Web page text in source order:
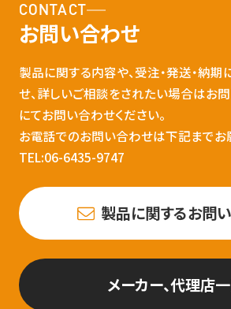
CONTACT
お問い合わせ
製品に関する内容や、受注・発送・納
せ、詳しいご相談をされたい場合はお
にてお問い合わせください。
お電話でのお問い合わせは下記までお
TEL:06-6435-9747
製品に関するお問
メーカー、代理店